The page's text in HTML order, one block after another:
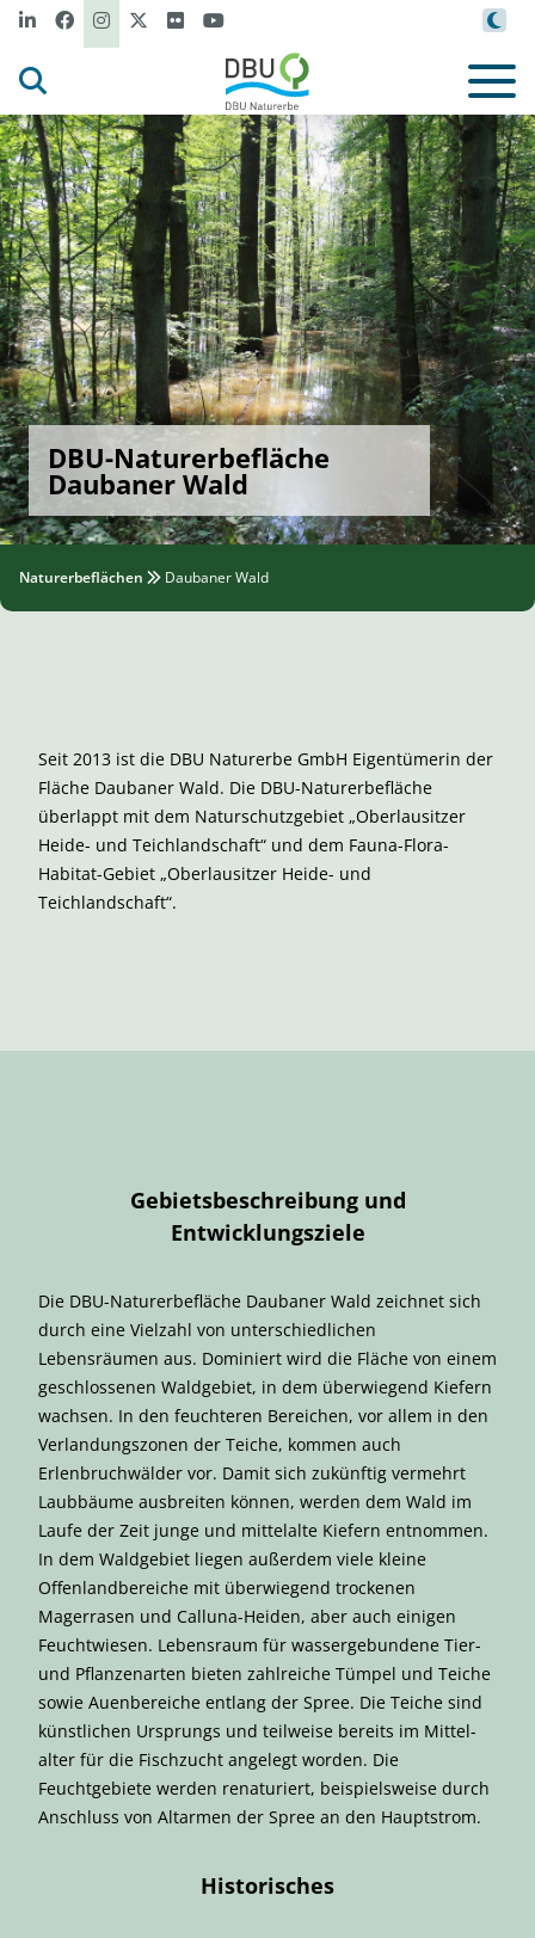
DBU-Naturerbefläche
Daubaner Wald
Naturerbeflächen Daubaner Wald
Seit 2013 ist die DBU Naturerbe GmbH Eigentümerin der
Fläche Daubaner Wald. Die DBU-Naturerbefläche
überlappt mit dem Naturschutzgebiet „Oberlausitzer
Heide- und Teichlandschaft“ und dem Fauna-Flora-
Habitat-Gebiet „Oberlausitzer Heide- und
Teichlandschaft“.
Gebietsbeschreibung und
Entwicklungsziele
Die DBU-Naturerbefläche Daubaner Wald zeichnet sich
durch eine Vielzahl von unterschiedlichen
Lebensräumen aus. Dominiert wird die Fläche von einem
geschlossenen Waldgebiet, in dem überwiegend Kiefern
wachsen. In den feuchteren Bereichen, vor allem in den
Verlandungszonen der Teiche, kommen auch
Erlenbruchwälder vor. Damit sich zukünftig vermehrt
Laubbäume ausbreiten können, werden dem Wald im
Laufe der Zeit junge und mittelalte Kiefern entnommen.
In dem Waldgebiet liegen außer­dem viele kleine
Offenlandbereiche mit überwiegend trockenen
Magerrasen und Calluna-Heiden, aber auch einigen
Feuchtwiesen. Lebensraum für wassergebundene Tier-
und Pflanzenarten bieten zahlreiche Tümpel und Teiche
sowie Auenbereiche entlang der Spree. Die Teiche sind
künstlichen Ursprungs und teilweise bereits im Mittel­
alter für die Fischzucht angelegt worden. Die
Feuchtgebiete werden renaturiert, beispielsweise durch
Anschluss von Altarmen der Spree an den Hauptstrom.
Historisches